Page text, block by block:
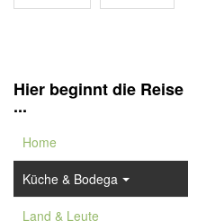
Hier beginnt die Reise
...
Home
Küche & Bodega
Land & Leute